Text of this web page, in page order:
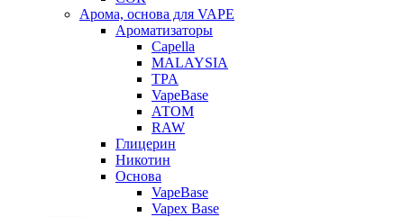
Арома, основа для VAPE
Ароматизаторы
Capella
MALAYSIA
TPA
VapeBase
АТОМ
RAW
Глицерин
Никотин
Основа
VapeBase
Vapex Base